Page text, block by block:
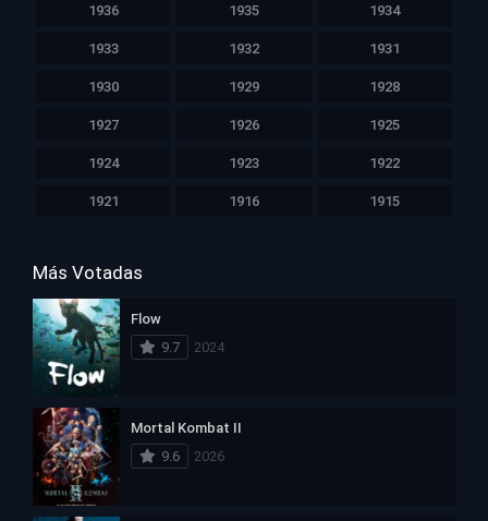
1936 1935 1934
1933 1932 1931
1930 1929 1928
1927 1926 1925
1924 1923 1922
1921 1916 1915
Más Votadas
Flow
9.7
2024
Mortal Kombat II
9.6
2026